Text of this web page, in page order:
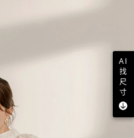
AI
找
尺
寸